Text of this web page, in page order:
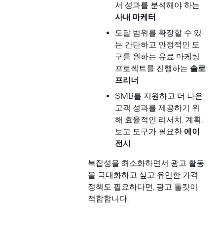
서 성과를 분석해야 하는
사내 마케터
도달 범위를 확장할 수 있
는 간단하고 안정적인 도
구를 원하는 유료 마케팅
프로젝트를 진행하는 솔로
프리너
SMB를 지원하고 더 나은
고객 성과를 제공하기 위
해 효율적인 리서치, 계획,
보고 도구가 필요한 에이
전시
복잡성을 최소화하면서 광고 활동
을 극대화하고 싶고 유연한 가격
정책도 필요하다면, 광고 툴킷이
적합합니다.